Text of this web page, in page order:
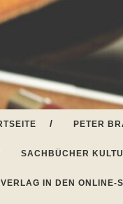
PETER
SACHBÜCHER
IN DEN ONLINE-